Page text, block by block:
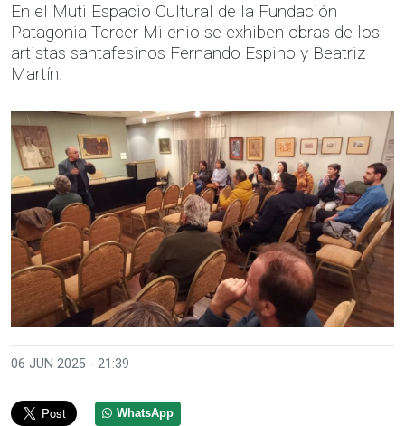
En el Muti Espacio Cultural de la Fundación
Patagonia Tercer Milenio se exhiben obras de los
artistas santafesinos Fernando Espino y Beatriz
Martín.
06 JUN 2025 - 21:39
WhatsApp